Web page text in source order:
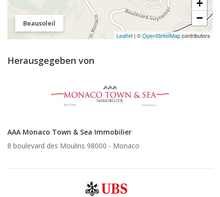
Beausoleil
+
−
Leaflet | ©OpenStreetMapcontributors
Herausgegeben von
AAA Monaco Town & Sea Immobilier
8 boulevard des Moulins 98000 - Monaco